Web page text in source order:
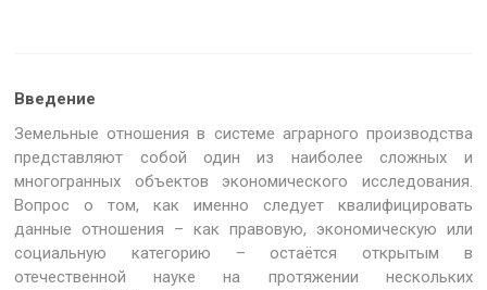
Введение
Земельные отношения в системе аграрного производства
представляют собой один из наиболее сложных и
многогранных объектов экономического исследования.
Вопрос о том, как именно следует квалифицировать
данные отношения – как правовую, экономическую или
социальную категорию – остаётся открытым в
отечественной науке на протяжении нескольких